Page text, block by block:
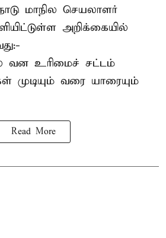
மாநில செயலாளர்
அறிக்கையில்
வன உரிமைச் சட்டம்
வரை யாரையும்
Read More